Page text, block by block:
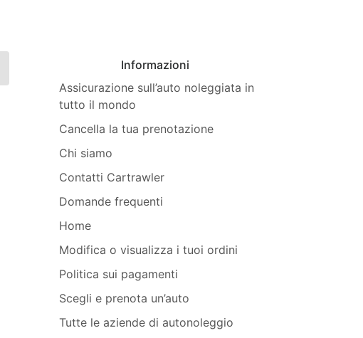
Informazioni
Assicurazione sull’auto noleggiata in
tutto il mondo
Cancella la tua prenotazione
Chi siamo
Contatti Cartrawler
Domande frequenti
Home
Modifica o visualizza i tuoi ordini
Politica sui pagamenti
Scegli e prenota un’auto
Tutte le aziende di autonoleggio